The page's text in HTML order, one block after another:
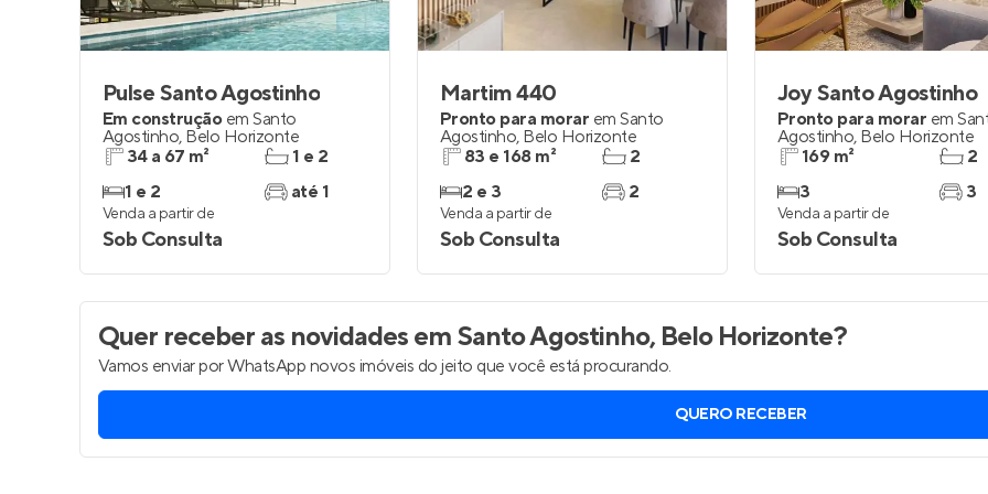
Entrar no Apto
Pulse Santo Agostinho
Em construção em Santo
Agostinho, Belo Horizonte
34 a 67 m²
1 e 2
1 e 2
até 1
Venda a partir de
Sob Consulta
Martim 440
Pronto para morar em Santo
Agostinho, Belo Horizonte
83 e 168 m²
2 e 3
2
2
Venda a partir de
Sob Consulta
Joy Santo Agostinho
Pronto para morar em
Agostinho, Belo Horizonte
169 m²
3
2
3
Venda a partir de
Sob Consulta
Quer receber as novidadesem Santo Agostinho, Belo Horizonte?
Vamos enviar por WhatsApp novos imóveis do jeito que você está procurando.
QUERO RECEBER